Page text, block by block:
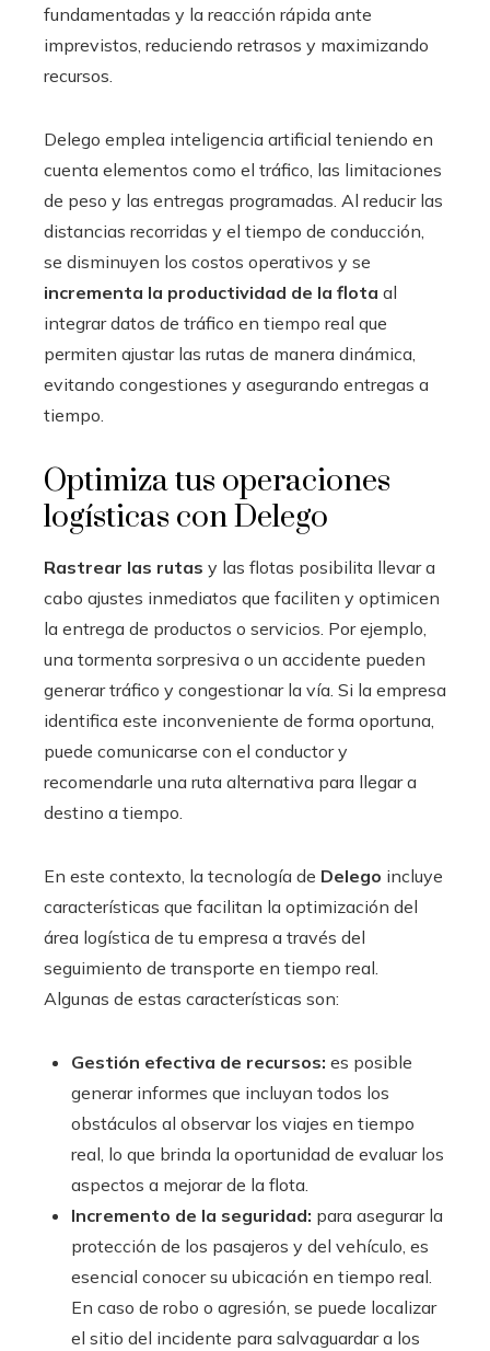
fundamentadas y la reacción rápida ante
imprevistos, reduciendo retrasos y maximizando
recursos.
Delego emplea inteligencia artificial teniendo en
cuenta elementos como el tráfico, las limitaciones
de peso y las entregas programadas. Al reducir las
distancias recorridas y el tiempo de conducción,
se disminuyen los costos operativos y se
incrementa la productividad de la flota al
integrar datos de tráfico en tiempo real que
permiten ajustar las rutas de manera dinámica,
evitando congestiones y asegurando entregas a
tiempo.
Optimiza tus operaciones
logísticas con Delego
Rastrear las rutas y las flotas posibilita llevar a
cabo ajustes inmediatos que faciliten y optimicen
la entrega de productos o servicios. Por ejemplo,
una tormenta sorpresiva o un accidente pueden
generar tráfico y congestionar la vía. Si la empresa
identifica este inconveniente de forma oportuna,
puede comunicarse con el conductor y
recomendarle una ruta alternativa para llegar a
destino a tiempo.
En este contexto, la tecnología de Delego incluye
características que facilitan la optimización del
área logística de tu empresa a través del
seguimiento de transporte en tiempo real.
Algunas de estas características son:
Gestión efectiva de recursos: es posible
generar informes que incluyan todos los
obstáculos al observar los viajes en tiempo
real, lo que brinda la oportunidad de evaluar los
aspectos a mejorar de la flota.
Incremento de la seguridad: para asegurar la
protección de los pasajeros y del vehículo, es
esencial conocer su ubicación en tiempo real.
En caso de robo o agresión, se puede localizar
el sitio del incidente para salvaguardar a los